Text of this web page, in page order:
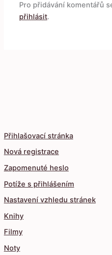
Přihlašovací stránka
Nová registrace
Zapomenuté heslo
Potíže s přihlášením
Nastavení vzhledu stránek
Knihy
Filmy
Noty
Pro přidávání komentářů
přihlásit.